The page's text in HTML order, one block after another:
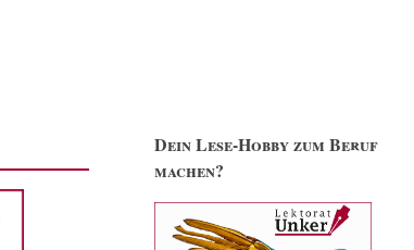
Dein Lese-Hobby zum Beruf
machen?